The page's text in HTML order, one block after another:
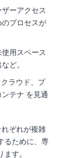
ーアクセス
プロセスが
用スペース
ど。
ラウド、プ
テナ を見通
ぞれが複雑
るために、専
す。